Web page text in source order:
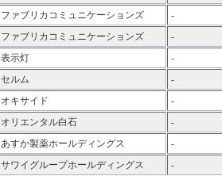
ファブリカコミュニケーションズ
-
ファブリカコミュニケーションズ
-
表示灯
-
セルム
-
オキサイド
-
オリエンタル白石
-
あすか製薬ホールディングス
-
サワイグループホールディングス
-